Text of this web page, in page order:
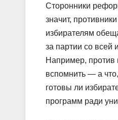
Сторонники
значит,
избирателям
за партии со всей
Например, против
вспомнить — а
готовы ли
программ ради